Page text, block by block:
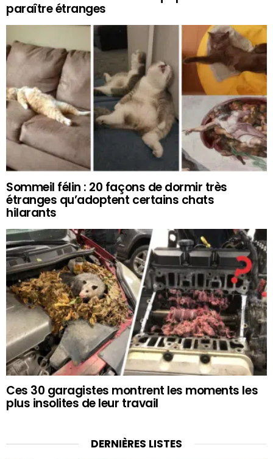
paraître étranges
Sommeil félin : 20 façons de dormir très
étranges qu’adoptent certains chats
hilarants
Ces 30 garagistes montrent les moments les
plus insolites de leur travail
DERNIÈRES LISTES